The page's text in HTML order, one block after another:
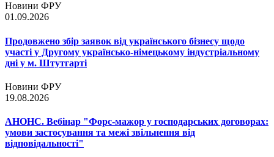
Новини ФРУ
01.09.2026
Продовжено збір заявок від українського бізнесу щодо
участі у Другому українсько-німецькому індустріальному
дні у м. Штутгарті
Новини ФРУ
19.08.2026
АНОНС. Вебінар "Форс-мажор у господарських договорах:
умови застосування та межі звільнення від
відповідальності"